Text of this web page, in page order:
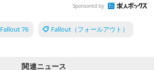
Sponsored by
Fallout 76 Fallout（フォールアウト）
関連ニュース